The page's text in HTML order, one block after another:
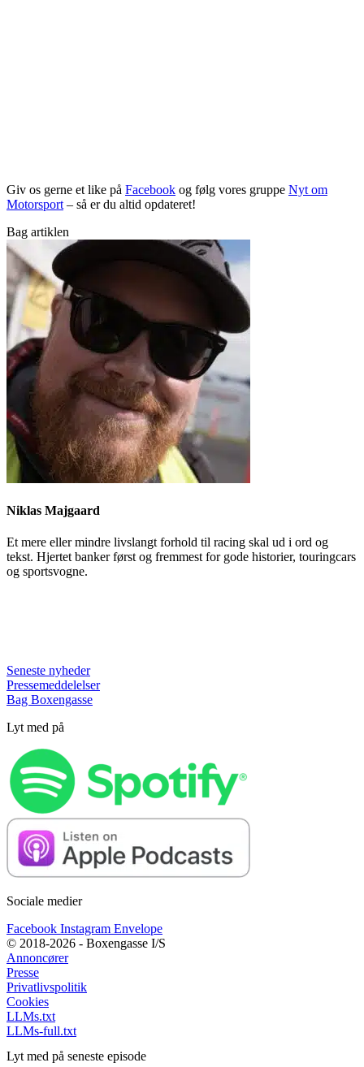
Giv os gerne et like på Facebook og følg vores gruppe Nyt om
Motorsport – så er du altid opdateret!
Bag artiklen
Niklas Majgaard
Et mere eller mindre livslangt forhold til racing skal ud i ord og
tekst. Hjertet banker først og fremmest for gode historier, touringcars
og sportsvogne.
Seneste nyheder
Pressemeddelelser
Bag Boxengasse
Lyt med på
Sociale medier
Facebook Instagram Envelope
© 2018-2026 - Boxengasse I/S
Annoncører
Presse
Privatlivspolitik
Cookies
LLMs.txt
LLMs-full.txt
Lyt med på seneste episode